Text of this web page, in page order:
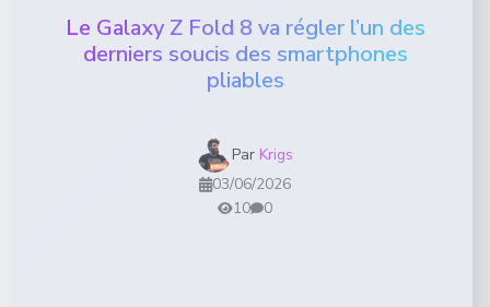
Le Galaxy Z Fold 8 va régler l’un des
derniers soucis des smartphones
pliables
Par Krigs
03/06/2026
10
0